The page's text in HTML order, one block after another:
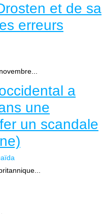
et de sa
erreurs
a
une
un scandale